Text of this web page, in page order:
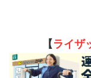
【ライザ